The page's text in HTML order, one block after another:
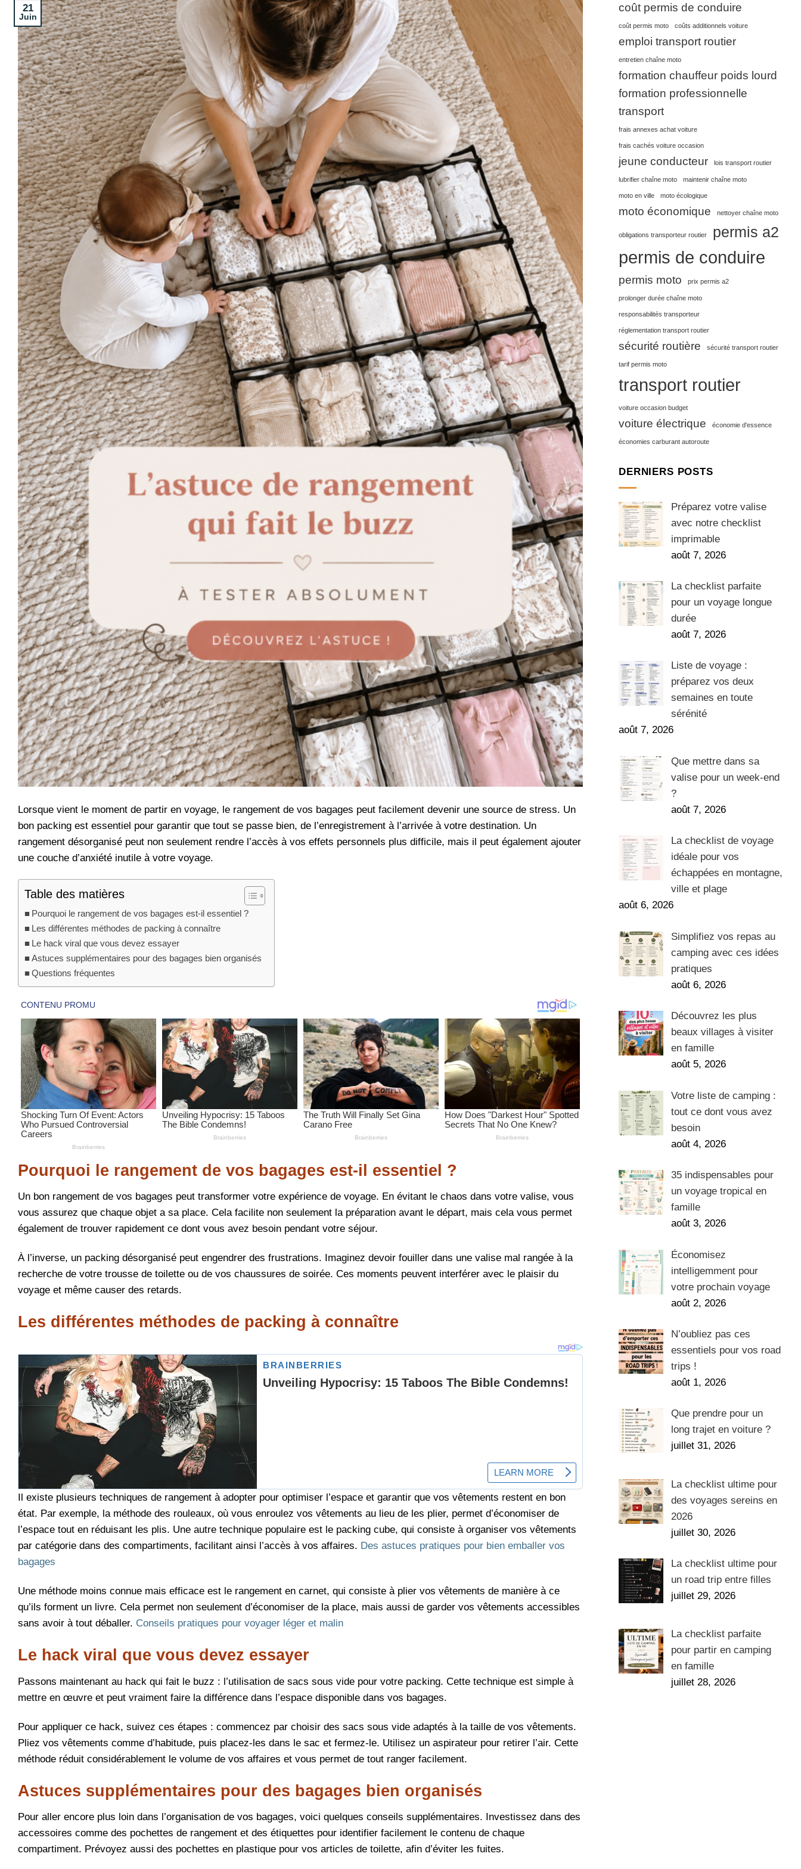
21
Juin
Lorsque vient le moment de partir en voyage, le rangement de vos bagages peut facilement devenir une source de stress. Un
bon packing est essentiel pour garantir que tout se passe bien, de l’enregistrement à l’arrivée à votre destination. Un
rangement désorganisé peut non seulement rendre l’accès à vos effets personnels plus difficile, mais il peut également ajouter
une couche d’anxiété inutile à votre voyage.
Table des matières
Pourquoi le rangement de vos bagages est-il essentiel ?
Les différentes méthodes de packing à connaître
Le hack viral que vous devez essayer
Astuces supplémentaires pour des bagages bien organisés
Questions fréquentes
Pourquoi le rangement de vos bagages est-il essentiel ?
Un bon rangement de vos bagages peut transformer votre expérience de voyage. En évitant le chaos dans votre valise, vous
vous assurez que chaque objet a sa place. Cela facilite non seulement la préparation avant le départ, mais cela vous permet
également de trouver rapidement ce dont vous avez besoin pendant votre séjour.
À l’inverse, un packing désorganisé peut engendrer des frustrations. Imaginez devoir fouiller dans une valise mal rangée à la
recherche de votre trousse de toilette ou de vos chaussures de soirée. Ces moments peuvent interférer avec le plaisir du
voyage et même causer des retards.
Les différentes méthodes de packing à connaître
Il existe plusieurs techniques de rangement à adopter pour optimiser l’espace et garantir que vos vêtements restent en bon
état. Par exemple, la méthode des rouleaux, où vous enroulez vos vêtements au lieu de les plier, permet d’économiser de
l’espace tout en réduisant les plis. Une autre technique populaire est le packing cube, qui consiste à organiser vos vêtements
par catégorie dans des compartiments, facilitant ainsi l’accès à vos affaires. Des astuces pratiques pour bien emballer vos
bagages
Une méthode moins connue mais efficace est le rangement en carnet, qui consiste à plier vos vêtements de manière à ce
qu’ils forment un livre. Cela permet non seulement d’économiser de la place, mais aussi de garder vos vêtements accessibles
sans avoir à tout déballer. Conseils pratiques pour voyager léger et malin
Le hack viral que vous devez essayer
Passons maintenant au hack qui fait le buzz : l’utilisation de sacs sous vide pour votre packing. Cette technique est simple à
mettre en œuvre et peut vraiment faire la différence dans l’espace disponible dans vos bagages.
Pour appliquer ce hack, suivez ces étapes : commencez par choisir des sacs sous vide adaptés à la taille de vos vêtements.
Pliez vos vêtements comme d’habitude, puis placez-les dans le sac et fermez-le. Utilisez un aspirateur pour retirer l’air. Cette
méthode réduit considérablement le volume de vos affaires et vous permet de tout ranger facilement.
Astuces supplémentaires pour des bagages bien organisés
Pour aller encore plus loin dans l’organisation de vos bagages, voici quelques conseils supplémentaires. Investissez dans des
accessoires comme des pochettes de rangement et des étiquettes pour identifier facilement le contenu de chaque
compartiment. Prévoyez aussi des pochettes en plastique pour vos articles de toilette, afin d’éviter les fuites.
coût permis de conduire
coût permis moto coûts additionnels voiture
emploi transport routier
entretien chaîne moto
formation chauffeur poids lourd
formation professionnelle
transport
frais annexes achat voiture
frais cachés voiture occasion
jeune conducteur lois transport routier
lubrifier chaîne moto maintenir chaîne moto
moto en ville moto écologique
moto économique nettoyer chaîne moto
obligations transporteur routier permis a2
permis de conduire
permis moto prix permis a2
prolonger durée chaîne moto
responsabilités transporteur
réglementation transport routier
sécurité routière sécurité transport routier
tarif permis moto
transport routier
voiture occasion budget
voiture électrique économie d'essence
économies carburant autoroute
DERNIERS POSTS
Préparez votre valise
avec notre checklist
imprimable
août 7, 2026
La checklist parfaite
pour un voyage longue
durée
août 7, 2026
Liste de voyage :
préparez vos deux
semaines en toute
sérénité
août 7, 2026
Que mettre dans sa
valise pour un week-end
?
août 7, 2026
La checklist de voyage
idéale pour vos
échappées en montagne,
ville et plage
août 6, 2026
Simplifiez vos repas au
camping avec ces idées
pratiques
août 6, 2026
Découvrez les plus
beaux villages à visiter
en famille
août 5, 2026
Votre liste de camping :
tout ce dont vous avez
besoin
août 4, 2026
35 indispensables pour
un voyage tropical en
famille
août 3, 2026
Économisez
intelligemment pour
votre prochain voyage
août 2, 2026
N’oubliez pas ces
essentiels pour vos road
trips !
août 1, 2026
Que prendre pour un
long trajet en voiture ?
juillet 31, 2026
La checklist ultime pour
des voyages sereins en
2026
juillet 30, 2026
La checklist ultime pour
un road trip entre filles
juillet 29, 2026
La checklist parfaite
pour partir en camping
en famille
juillet 28, 2026